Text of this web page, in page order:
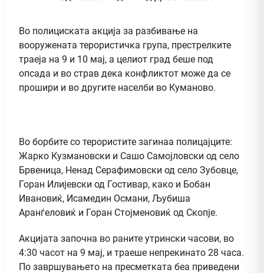
Во полициската акција за разбивање на
вооружената терористичка група, престрелките
траеја на 9 и 10 мај, а целиот град беше под
опсада и во страв дека конфликтот може да се
прошири и во другите населби во Куманово.
Во борбите со терористите загинаа полицајците:
Жарко Кузмановски и Сашо Самојловски од село
Брвеница, Ненад Серафимовски од село Зубовце,
Горан Илијевски од Гостивар, како и Бобан
Ивановиќ, Исамедин Османи, Љубиша
Аранѓеловиќ и Горан Стојменовиќ од Скопје.
Акцијата започна во раните утрински часови, во
4:30 часот на 9 мај, и траеше непрекинато 28 часа.
По завршувањето на пресметката беа приведени